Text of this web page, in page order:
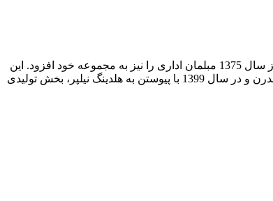
شرکت هومن با بیش از 40 سال سابقه در صنعت چوب، از سال 1359 کار خود را در زمینه فروش درب های پیش ساخته و مبلمان خانگی آغاز کرد و از سال 1375 مبلمان اداری را نیز به مجموعه خود افزود. این
شرکت با همکاری برندهای شناخته شده و ارائه تنوع در کالا و قیمت، توانسته رضایت مشتریان را فراهم کند. در سال 1395 با راه اندازی کارخانه ای مدرن و در سال 1399 با پیوستن به هلدینگ نیلپر، بخش تولیدی